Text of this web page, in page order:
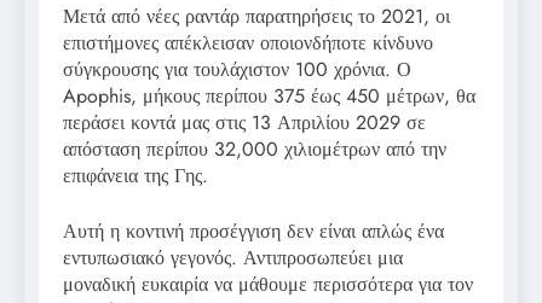
Μετά από νέες ραντάρ παρατηρήσεις το 2021, οι
επιστήμονες απέκλεισαν οποιονδήποτε κίνδυνο
σύγκρουσης για τουλάχιστον 100 χρόνια. Ο
Apophis, μήκους περίπου 375 έως 450 μέτρων, θα
περάσει κοντά μας στις 13 Απριλίου 2029 σε
απόσταση περίπου 32,000 χιλιομέτρων από την
επιφάνεια της Γης.
Αυτή η κοντινή προσέγγιση δεν είναι απλώς ένα
εντυπωσιακό γεγονός. Αντιπροσωπεύει μια
μοναδική ευκαιρία να μάθουμε περισσότερα για τον